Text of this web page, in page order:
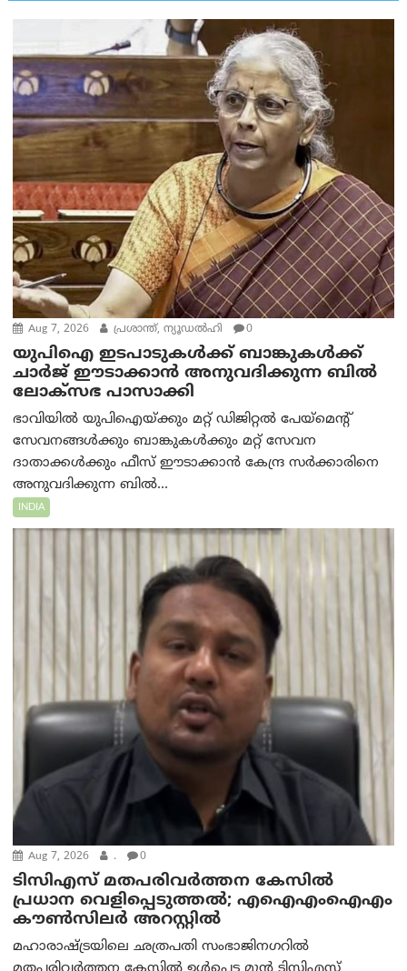
Aug 7, 2026 പ്രശാന്ത്, ന്യൂഡല്‍ഹി 0
യുപിഐ ഇടപാടുകൾക്ക് ബാങ്കുകൾക്ക്
ചാർജ് ഈടാക്കാൻ അനുവദിക്കുന്ന ബിൽ
ലോക്‌സഭ പാസാക്കി
ഭാവിയിൽ യുപിഐയ്ക്കും മറ്റ് ഡിജിറ്റൽ പേയ്‌മെന്റ്
സേവനങ്ങൾക്കും ബാങ്കുകൾക്കും മറ്റ് സേവന
ദാതാക്കൾക്കും ഫീസ് ഈടാക്കാൻ കേന്ദ്ര സർക്കാരിനെ
അനുവദിക്കുന്ന ബിൽ...
INDIA
Aug 7, 2026 . 0
ടിസിഎസ് മതപരിവർത്തന കേസിൽ
പ്രധാന വെളിപ്പെടുത്തൽ; എഐഎംഐഎം
കൗൺസിലർ അറസ്റ്റിൽ
മഹാരാഷ്ട്രയിലെ ഛത്രപതി സംഭാജിനഗറിൽ